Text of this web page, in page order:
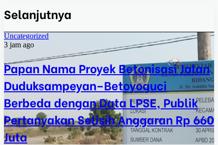
Selanjutnya
Uncategorized
3 jam ago
Papan Nama Proyek Betonisasi Jalan
Duduksampeyan–Betoyoguci
Berbeda dengan Data LPSE, Publik
Pertanyakan Selisih Anggaran Rp 660
Juta